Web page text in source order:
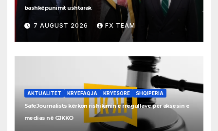
bashkëpunimit ushtarak
7 AUGUST 2026 FX TEAM
AKTUALITET KRYEFAQJA KRYESORE SHQIPERIA
SafeJournalists kërkon rishikimin e rregullave për aksesin e
medias në GJKKO